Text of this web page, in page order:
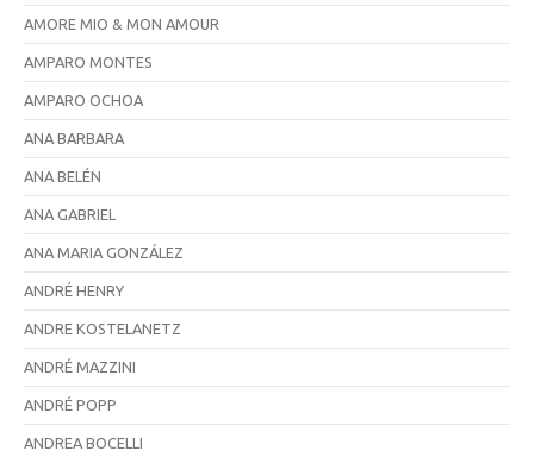
AMORE MIO & MON AMOUR
AMPARO MONTES
AMPARO OCHOA
ANA BARBARA
ANA BELÉN
ANA GABRIEL
ANA MARIA GONZÁLEZ
ANDRÉ HENRY
ANDRE KOSTELANETZ
ANDRÉ MAZZINI
ANDRÉ POPP
ANDREA BOCELLI